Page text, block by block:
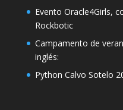
panel
panel
Evento Oracle4Girls,
Rockbotic
Campamento de
inglés:
Python Calvo Sotelo